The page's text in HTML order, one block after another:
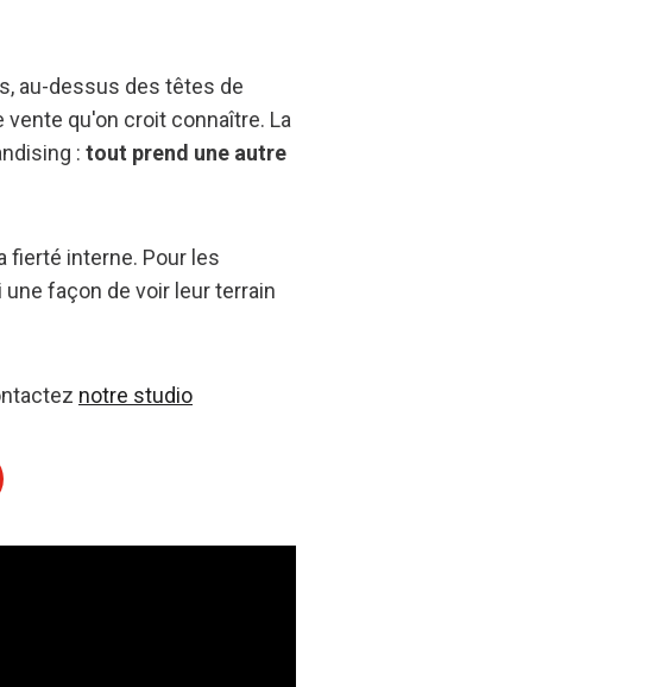
au-dessus des têtes de
qu'on croit connaître. La
: tout prend une autre
fierté interne. Pour les
façon de voir leur terrain
notre studio